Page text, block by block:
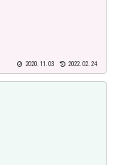
2020.11.03 2022.02.24